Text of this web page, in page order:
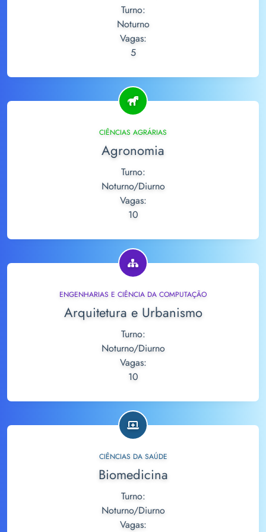
Turno:
Noturno
Vagas:
5
CIÊNCIAS AGRÁRIAS
Agronomia
Turno:
Noturno/Diurno
Vagas:
10
ENGENHARIAS E CIÊNCIA DA COMPUTAÇÃO
Arquitetura e Urbanismo
Turno:
Noturno/Diurno
Vagas:
10
CIÊNCIAS DA SAÚDE
Biomedicina
Turno:
Noturno/Diurno
Vagas: